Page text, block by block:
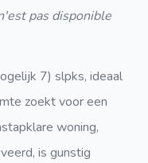
pas disponible
7) slpks, ideaal
zoekt voor een
woning,
is gunstig